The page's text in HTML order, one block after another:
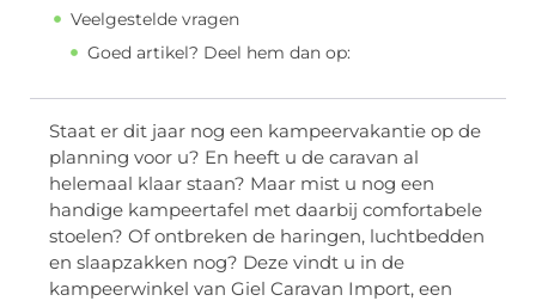
Veelgestelde vragen
Goed artikel? Deel hem dan op:
Staat er dit jaar nog een kampeervakantie op de
planning voor u? En heeft u de caravan al
helemaal klaar staan? Maar mist u nog een
handige kampeertafel met daarbij comfortabele
stoelen? Of ontbreken de haringen, luchtbedden
en slaapzakken nog? Deze vindt u in de
kampeerwinkel van Giel Caravan Import, een